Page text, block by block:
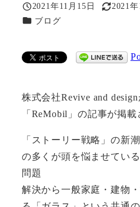
投稿日
2021年11月15日
更新日
2021
カテゴリー
ブログ
株式会社Revive and
「ReMobil」の記事が掲載
「ストーリー戦略」の新
の多くが頭を悩ませてい
問題
解決から一般家庭・建物